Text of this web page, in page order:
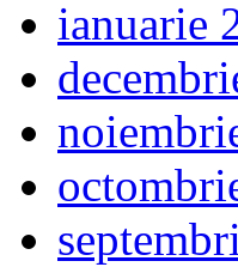
ianuarie